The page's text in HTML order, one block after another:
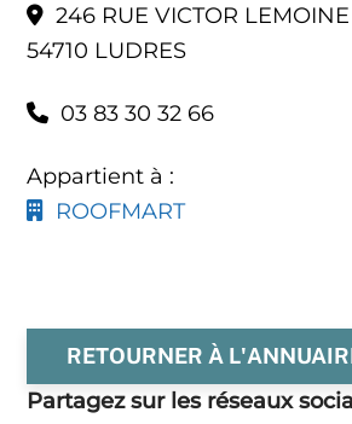
246 RUE VICTOR LEMOINE
54710 LUDRES
03 83 30 32 66
Appartient à :
ROOFMART
RETOURNER À
Partagez sur les réseaux